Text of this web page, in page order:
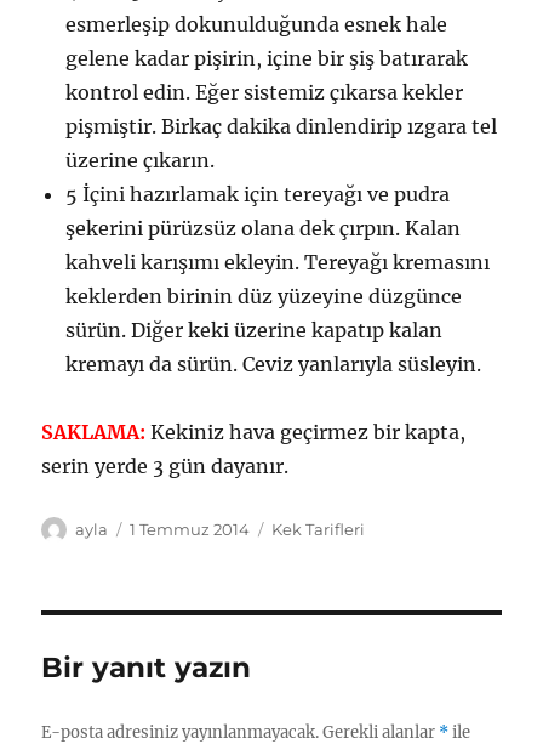
esmerleşip dokunulduğunda esnek hale
gelene kadar pişirin, içine bir şiş batırarak
kontrol edin. Eğer sistemiz çıkarsa kekler
pişmiştir. Birkaç dakika dinlendirip ızgara tel
üzerine çıkarın.
5 İçini hazırlamak için tereyağı ve pudra
şekerini pürüzsüz olana dek çırpın. Kalan
kahveli karışımı ekleyin. Tereyağı kremasını
keklerden birinin düz yüzeyine düzgünce
sürün. Diğer keki üzerine kapatıp kalan
kremayı da sürün. Ceviz yanlarıyla süsleyin.
SAKLAMA: Kekiniz hava geçirmez bir kapta,
serin yerde 3 gün dayanır.
Yazar
ayla
Yayın
1 Temmuz 2014 Kategoriler
Kek Tarifleri
Bir yanıt yazın
E-posta adresiniz yayınlanmayacak. Gerekli alanlar *ile